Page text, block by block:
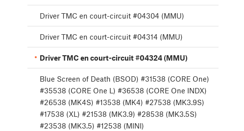
Driver TMC en court-circuit #04304 (MMU)
Driver TMC en court-circuit #04314 (MMU)
Driver TMC en court-circuit #04324 (MMU)
Blue Screen of Death (BSOD) #31538 (CORE One)
#35538 (CORE One L) #36538 (CORE One INDX)
#26538 (MK4S) #13538 (MK4) #27538 (MK3.9S)
#17538 (XL) #21538 (MK3.9) #28538 (MK3.5S)
#23538 (MK3.5) #12538 (MINI)